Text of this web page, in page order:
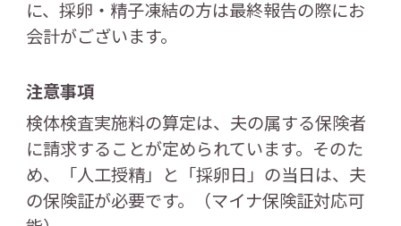
に、採卵・精子凍結の方は最終報告の際にお
会計がございます。
注意事項
検体検査実施料の算定は、夫の属する保険者
に請求することが定められています。そのた
め、「人工授精」と「採卵日」の当日は、夫
の保険証が必要です。（マイナ保険証対応可